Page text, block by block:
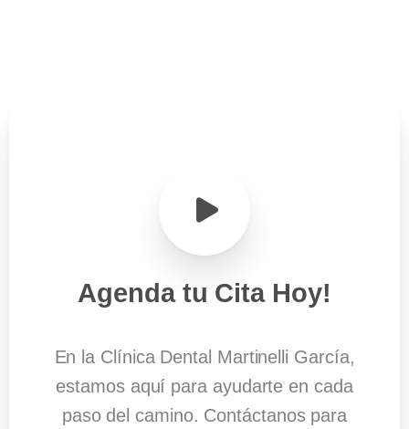
Agenda tu Cita Hoy!
En la Clínica Dental Martinelli García,
estamos aquí para ayudarte en cada
paso del camino. Contáctanos para